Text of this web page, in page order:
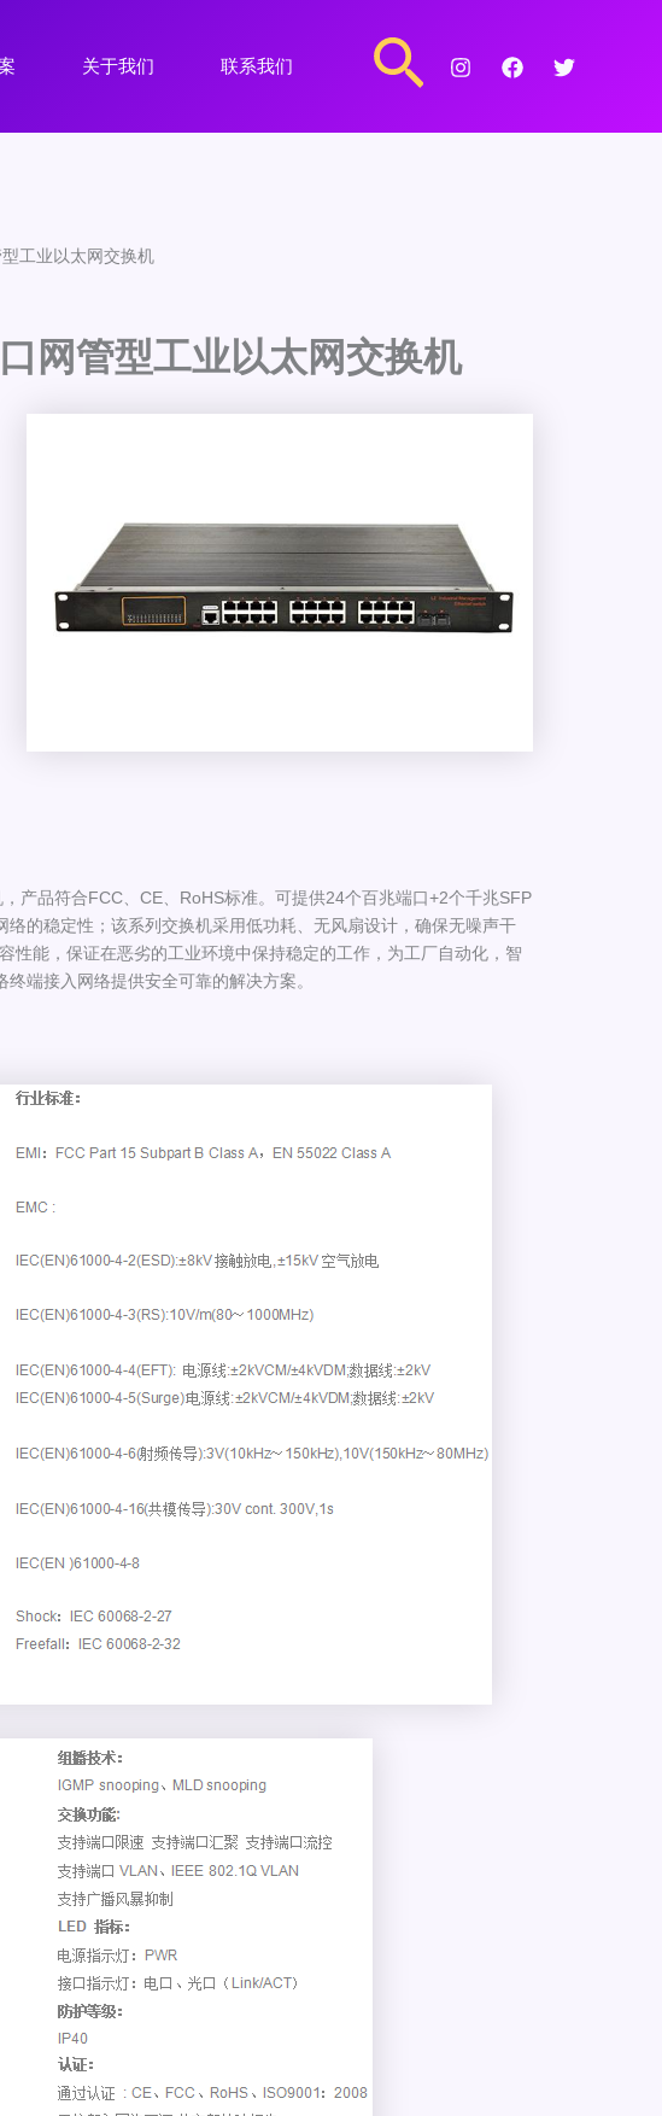
关于我们 联系我们
搜
索
工业以太网交换机
网管型工业以太网交换机
产品符合FCC、CE、RoHS标准。可提供24个百兆端口+2个千兆SFP
的稳定性；该系列交换机采用低功耗、无风扇设计，确保无噪声干
能，保证在恶劣的工业环境中保持稳定的工作，为工厂自动化，智
端接入网络提供安全可靠的解决方案。